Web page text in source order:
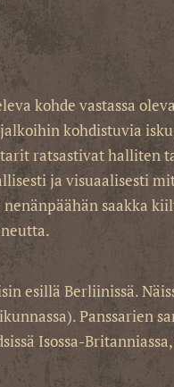
kohde vastassa
kohdistuvia
ratsastivat halliten
ja visuaalisesti
saakka
esillä Berliinissä.
Panssarien
Isossa-